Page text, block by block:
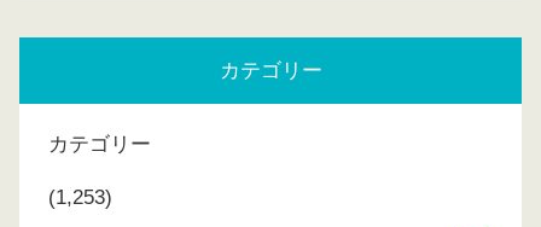
カテゴリー
カテゴリー
(1,253)